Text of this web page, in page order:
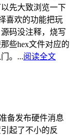
先大致浏览一下
喜欢的功能把玩
码没注释，烧写
些hex文件对应的
。...阅读全文
备发布硬件消息
起了不小的反